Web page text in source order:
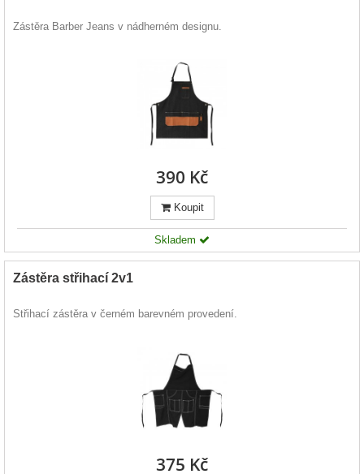
Zástěra Barber Jeans v nádherném designu.
390 Kč
Koupit
Skladem
Zástěra střihací 2v1
Střihací zástěra v černém barevném provedení.
375 Kč